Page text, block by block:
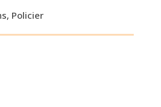
Policier